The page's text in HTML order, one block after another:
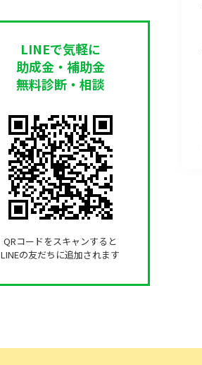
LINEで気軽に
助成金・補助金
無料診断・相談
QRコードをスキャンすると
LINEの友だちに追加されます